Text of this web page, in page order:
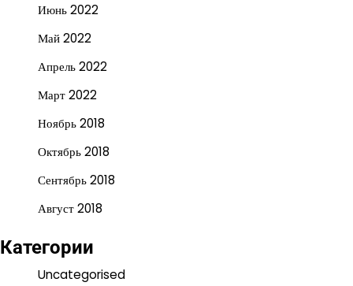
Июнь 2022
Май 2022
Апрель 2022
Март 2022
Ноябрь 2018
Октябрь 2018
Сентябрь 2018
Август 2018
Категории
Uncategorised